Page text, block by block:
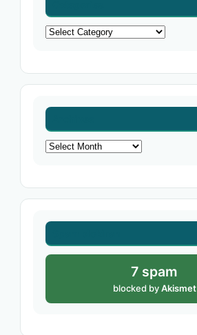
Categories
Archives
7 spam
blocked byAkismet